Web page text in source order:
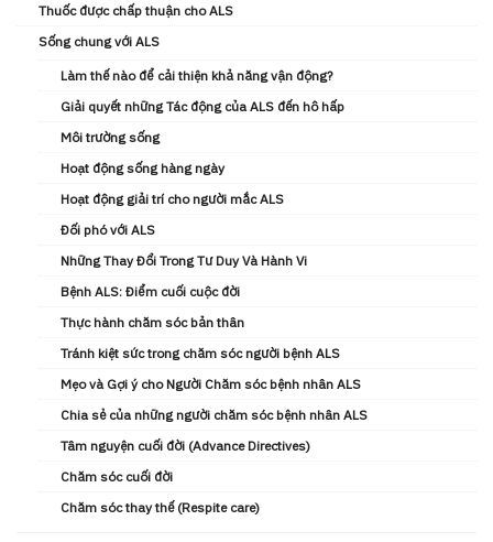
Thuốc được chấp thuận cho ALS
Sống chung với ALS
Làm thế nào để cải thiện khả năng vận động?
Giải quyết những Tác động của ALS đến hô hấp
Môi trường sống
Hoạt động sống hàng ngày
Hoạt động giải trí cho người mắc ALS
Đối phó với ALS
Những Thay Đổi Trong Tư Duy Và Hành Vi
Bệnh ALS: Điểm cuối cuộc đời
Thực hành chăm sóc bản thân
Tránh kiệt sức trong chăm sóc người bệnh ALS
Mẹo và Gợi ý cho Người Chăm sóc bệnh nhân ALS
Chia sẻ của những người chăm sóc bệnh nhân ALS
Tâm nguyện cuối đời (Advance Directives)
Chăm sóc cuối đời
Chăm sóc thay thế (Respite care)